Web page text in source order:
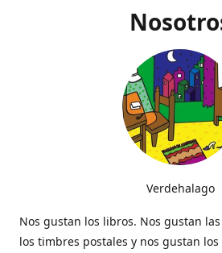
Verdehalago
Nos gustan los libros. Nos gustan
los timbres postales y nos gustan